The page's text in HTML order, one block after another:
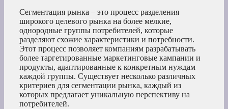
Сегментация рынка – это процесс разделения
широкого целевого рынка на более мелкие,
однородные группы потребителей, которые
разделяют схожие характеристики и потребности.
Этот процесс позволяет компаниям разрабатывать
более таргетированные маркетинговые кампании и
продукты, адаптированные к конкретным нуждам
каждой группы. Существует несколько различных
критериев для сегментации рынка, каждый из
которых предлагает уникальную перспективу на
потребителей.